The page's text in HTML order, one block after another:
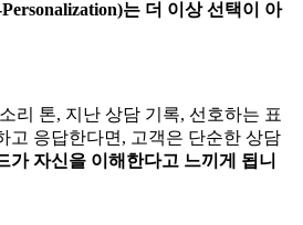
는 더 이상 선택이 아
리 톤, 지난 상담 기록, 선호하는 표
고 응답한다면, 고객은 단순한 상담
가 자신을 이해한다고 느끼게 됩니